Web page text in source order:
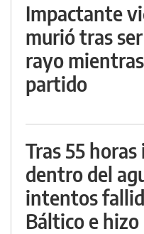
Impactante
murió tras
rayo
partido
Tras 55
dentro del
intentos
Báltico e